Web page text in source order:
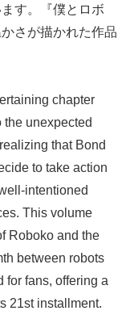
す。『僕とロボ
さが描かれた作品
chapter
the unexpected
that Bond
to take action
intentioned
This volume
Roboko and the
between robots
for fans, offering a
21st installment.